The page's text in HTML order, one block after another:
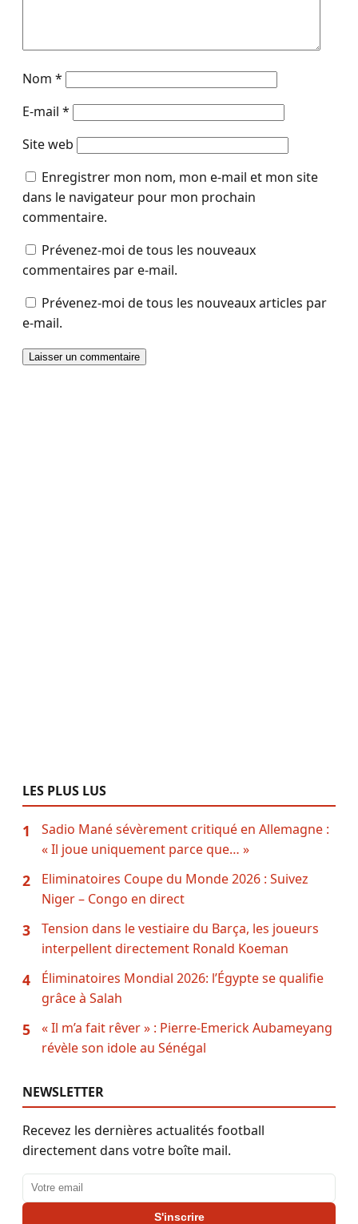
Nom *
E-mail *
Site web
Enregistrer mon nom, mon e-mail et mon site
dans le navigateur pour mon prochain
commentaire.
Prévenez-moi de tous les nouveaux
commentaires par e-mail.
Prévenez-moi de tous les nouveaux articles par
e-mail.
LES PLUS LUS
1
Sadio Mané sévèrement critiqué en Allemagne :
« Il joue uniquement parce que… »
2
Eliminatoires Coupe du Monde 2026 : Suivez
Niger – Congo en direct
3
Tension dans le vestiaire du Barça, les joueurs
interpellent directement Ronald Koeman
4
Éliminatoires Mondial 2026: l’Égypte se qualifie
grâce à Salah
5
« Il m’a fait rêver » : Pierre-Emerick Aubameyang
révèle son idole au Sénégal
NEWSLETTER
Recevez les dernières actualités football
directement dans votre boîte mail.
Adresse email
S'inscrire